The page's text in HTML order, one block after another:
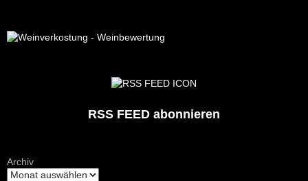
RSS FEED abonnieren
Archiv